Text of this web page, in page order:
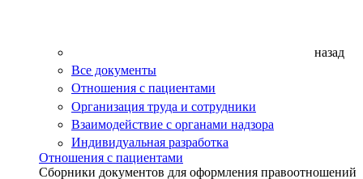
назад
Все документы
Отношения с пациентами
Организация труда и сотрудники
Взаимодействие с органами надзора
Индивидуальная разработка
Отношения с пациентами
Сборники документов для оформления правоотношений